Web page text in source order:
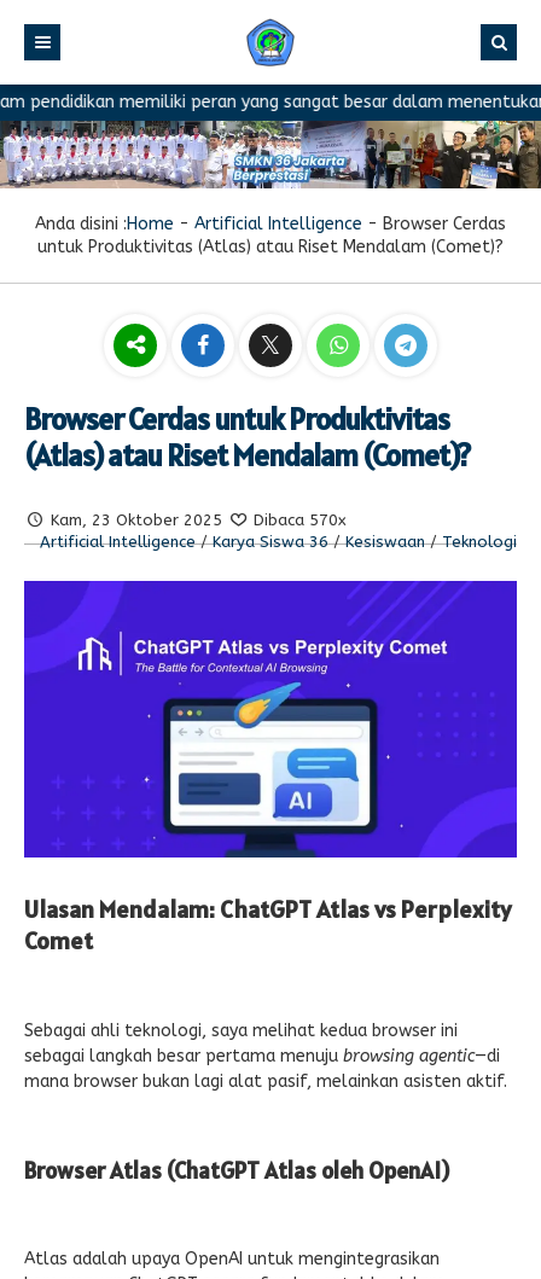
memiliki peran yang sangat besar dalam menentukan
Anda disini :Home - Artificial Intelligence - Browser Cerdas
untuk Produktivitas (Atlas) atau Riset Mendalam (Comet)?
Browser Cerdas untuk Produktivitas
(Atlas) atau Riset Mendalam (Comet)?
Kam, 23 Oktober 2025
Dibaca 570x
Artificial Intelligence/Karya Siswa 36/Kesiswaan/Teknologi
Ulasan Mendalam: ChatGPT Atlas vs Perplexity
Comet
Sebagai ahli teknologi, saya melihat kedua browser ini
sebagai langkah besar pertama menuju browsing agentic—di
mana browser bukan lagi alat pasif, melainkan asisten aktif.
Browser Atlas (ChatGPT Atlas oleh OpenAI)
Atlas adalah upaya OpenAI untuk mengintegrasikan